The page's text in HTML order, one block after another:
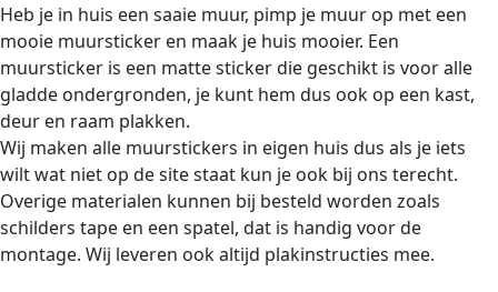
Heb je in huis een saaie muur, pimp je muur op met een
mooie muursticker en maak je huis mooier. Een
muursticker is een matte sticker die geschikt is voor alle
gladde ondergronden, je kunt hem dus ook op een kast,
deur en raam plakken.
Wij maken alle muurstickers in eigen huis dus als je iets
wilt wat niet op de site staat kun je ook bij ons terecht.
Overige materialen kunnen bij besteld worden zoals
schilders tape en een spatel, dat is handig voor de
montage. Wij leveren ook altijd plakinstructies mee.